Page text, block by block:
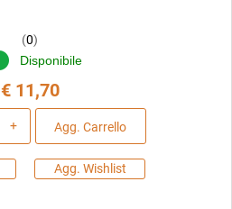
(0)
Disponibile
€ 11,70
Agg. Carrello
Agg. Wishlist